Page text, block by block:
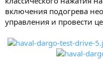
включения подогрева
управления и провести